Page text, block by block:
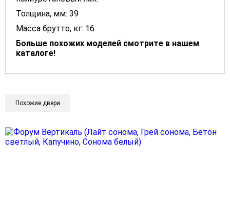
Толщина, мм: 39
Масса брутто, кг: 16
Больше похожих моделей смотрите в нашем
каталоге!
Похожие двери